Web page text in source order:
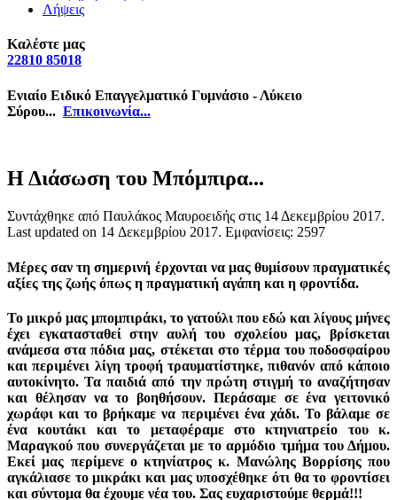
Λήψεις
Καλέστε μας
22810 85018
Ενιαίο Ειδικό Επαγγελματικό Γυμνάσιο - Λύκειο
Σύρου... Επικοινωνία...
Η Διάσωση του Μπόμπιρα...
Συντάχθηκε από Παυλάκος Μαυροειδής στις 14 Δεκεμβρίου 2017.
Last updated on 14 Δεκεμβρίου 2017. Εμφανίσεις: 2597
Μέρες σαν τη σημερινή έρχονται να μας θυμίσουν πραγματικές
αξίες της ζωής όπως η πραγματική αγάπη και η φροντίδα.
Το μικρό μας μπομπιράκι, το γατούλι που εδώ και λίγους μήνες
έχει εγκατασταθεί στην αυλή του σχολείου μας, βρίσκεται
ανάμεσα στα πόδια μας, στέκεται στο τέρμα του ποδοσφαίρου
και περιμένει λίγη τροφή τραυματίστηκε, πιθανόν από κάποιο
αυτοκίνητο. Τα παιδιά από την πρώτη στιγμή το αναζήτησαν
και θέλησαν να το βοηθήσουν. Περάσαμε σε ένα γειτονικό
χωράφι και το βρήκαμε να περιμένει ένα χάδι. Το βάλαμε σε
ένα κουτάκι και το μεταφέραμε στο κτηνιατρείο του κ.
Μαραγκού που συνεργάζεται με το αρμόδιο τμήμα του Δήμου.
Εκεί μας περίμενε ο κτηνίατρος κ. Μανώλης Βορρίσης που
αγκάλιασε το μικράκι και μας υποσχέθηκε ότι θα το φροντίσει
και σύντομα θα έχουμε νέα του. Σας ευχαριστούμε θερμά!!!